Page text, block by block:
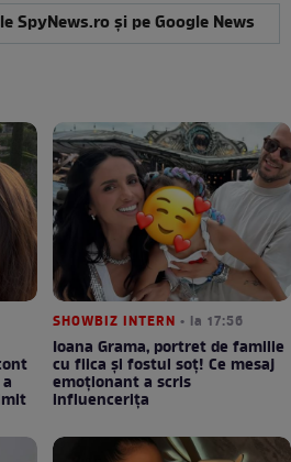
SpyNews.ro și pe Google News
SHOWBIZ INTERN • la 17:56
Ioana Grama, portret de familie
cu fiica și fostul soț! Ce mesaj
emoționant a scris
influencerița